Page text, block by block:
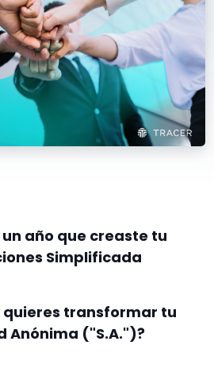
año que creaste tu
Simplificada
quieres transformar tu
Anónima ("S.A.")?